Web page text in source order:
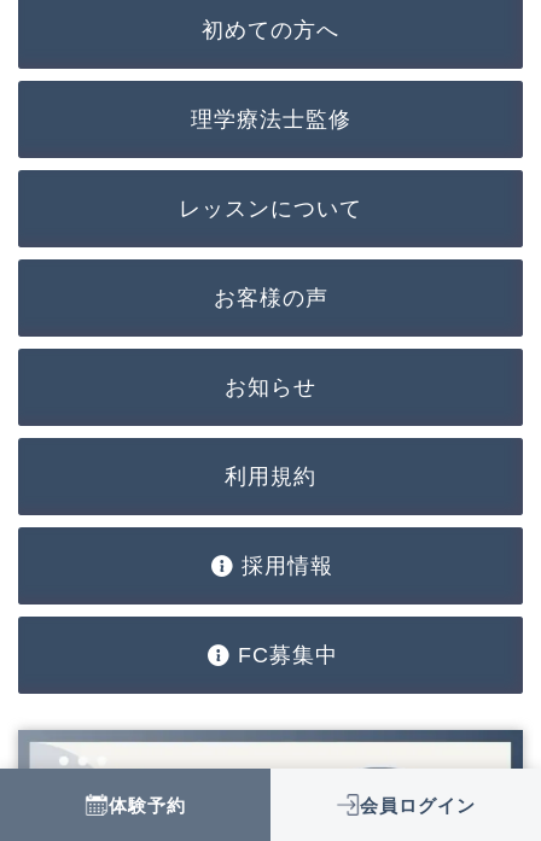
初めての方へ
理学療法士監修
レッスンについて
お客様の声
お知らせ
利用規約
採用情報
FC募集中
体験予約 会員ログイン